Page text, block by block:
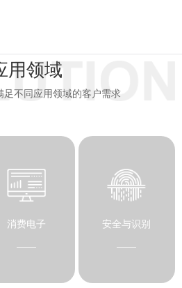
用领域
不同应用领域的客户需求
消费电子
——
安全与识别
——